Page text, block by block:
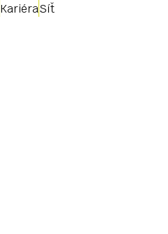
KariéraSíť